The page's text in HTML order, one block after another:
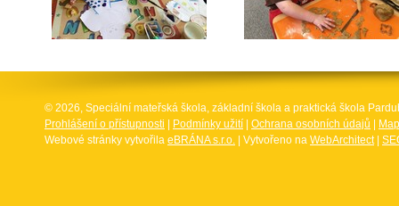
© 2026, Speciální mateřská škola, základní škola a praktická škola
Prohlášení o přístupnosti
Podmínky užití Ochrana osobních údajů
Webové stránky vytvořila eBRÁNA s.r.o. | Vytvořeno na WebArchitect|